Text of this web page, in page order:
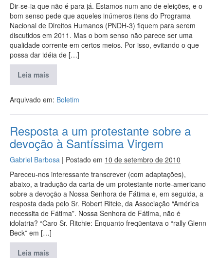
Dir-se-ia que não é para já. Estamos num ano de eleições, e o
bom senso pede que aqueles inúmeros itens do Programa
Nacional de Direitos Humanos (PNDH-3) fiquem para serem
discutidos em 2011. Mas o bom senso não parece ser uma
qualidade corrente em certos meios. Por isso, evitando o que
possa dar idéia de […]
Leia mais
Arquivado em: Boletim
Resposta a um protestante sobre a
devoção à Santíssima Virgem
Gabriel Barbosa | Postado em 10 de setembro de 2010
Pareceu-nos interessante transcrever (com adaptações),
abaixo, a tradução da carta de um protestante norte-americano
sobre a devoção a Nossa Senhora de Fátima e, em seguida, a
resposta dada pelo Sr. Robert Ritcie, da Associação “América
necessita de Fátima”. Nossa Senhora de Fátima, não é
idolatria? “Caro Sr. Ritchie: Enquanto freqüentava o “rally Glenn
Beck” em […]
Leia mais